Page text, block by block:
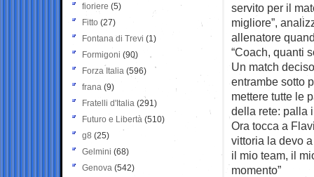
servito per il
migliore”,
allenatore
“Coach, quanti
Un match
entrambe sotto
mettere tutte le
della rete: palla
Ora tocca a
vittoria la devo
il mio team, il
momento”
fioriere (5)
Fitto (27)
Fontana di Trevi (1)
Formigoni (90)
Forza Italia (596)
frana (9)
Fratelli d'Italia (291)
Futuro e Libertà (510)
g8 (25)
Gelmini (68)
Genova (542)